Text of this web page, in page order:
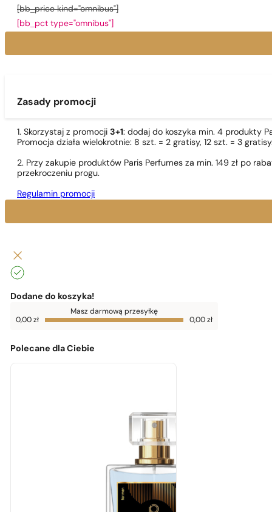
[bb_price kind="omnibus"]
[bb_pct type="omnibus"]
Zasady promocji
1. Skorzystaj z promocji 3+1: dodaj do koszyka min. 4 produkty
Promocja działa wielokrotnie: 8 szt. = 2 gratisy, 12 szt. = 3
2. Przy zakupie produktów Paris Perfumes za min. 149 zł po
przekroczeniu progu.
Regulamin promocji
Dodane do koszyka!
Do
darmowej
0,00 zł
Masz darmową przesyłkę
0,00zł 0,00 zł
Polecane dla Ciebie